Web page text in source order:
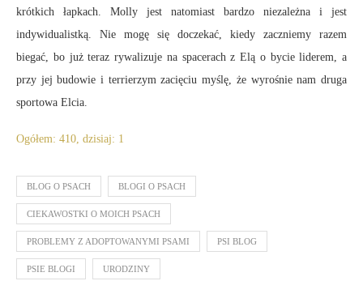
krótkich łapkach. Molly jest natomiast bardzo niezależna i jest
indywidualistką. Nie mogę się doczekać, kiedy zaczniemy razem
biegać, bo już teraz rywalizuje na spacerach z Elą o bycie liderem, a
przy jej budowie i terrierzym zacięciu myślę, że wyrośnie nam druga
sportowa Elcia.
Ogółem: 410, dzisiaj: 1
BLOG O PSACH BLOGI O PSACH
CIEKAWOSTKI O MOICH PSACH
PROBLEMY Z ADOPTOWANYMI PSAMI PSI BLOG
PSIE BLOGI URODZINY